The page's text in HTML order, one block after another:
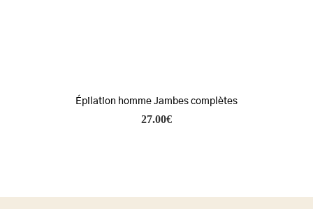
Épilation homme Jambes complètes
27.00€